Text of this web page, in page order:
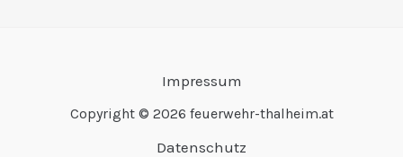
Impressum
Copyright © 2026 feuerwehr-thalheim.at
Datenschutz